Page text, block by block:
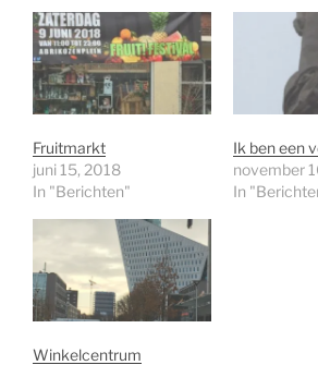
Fruitmarkt
juni 15, 2018
In "Berichten"
Ik ben een
november
In
Winkelcentrum